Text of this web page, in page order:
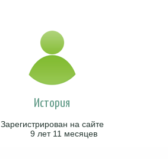
История
Зарегистрирован на сайте
9 лет 11 месяцев